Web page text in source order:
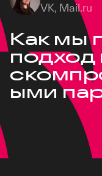
VK, Mail.ru
Как мы
подход
ыми